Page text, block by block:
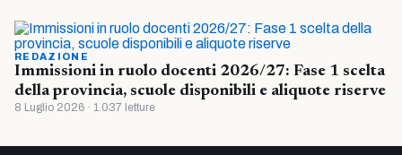
REDAZIONE
Immissioni in ruolo docenti 2026/27: Fase 1 scelta
della provincia, scuole disponibili e aliquote riserve
8 Luglio 2026 · 1.037 letture